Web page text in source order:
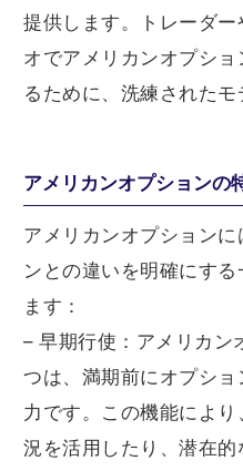
提供します。トレーダ
オでアメリカンオプシ
るために、洗練されたモ
アメリカンオプションの
アメリカンオプション
ンとの違いを明確にす
ます：
– 早期行使：アメリカン
つは、満期前にオプシ
力です。この機能によ
況を活用したり、潜在